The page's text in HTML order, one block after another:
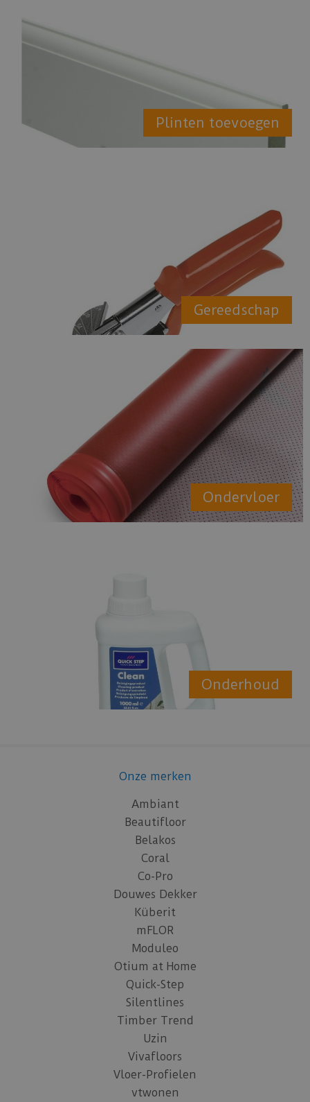
Plinten toevoegen
Gereedschap
Ondervloer
Onderhoud
Onze merken
Ambiant
Beautifloor
Belakos
Coral
Co-Pro
Douwes Dekker
Küberit
mFLOR
Moduleo
Otium at Home
Quick-Step
Silentlines
Timber Trend
Uzin
Vivafloors
Vloer-Profielen
vtwonen